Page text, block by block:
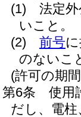
(1)
法定
いこと。
(2)
前号
のないこ
(許可の期
第6条
使用
だし、電